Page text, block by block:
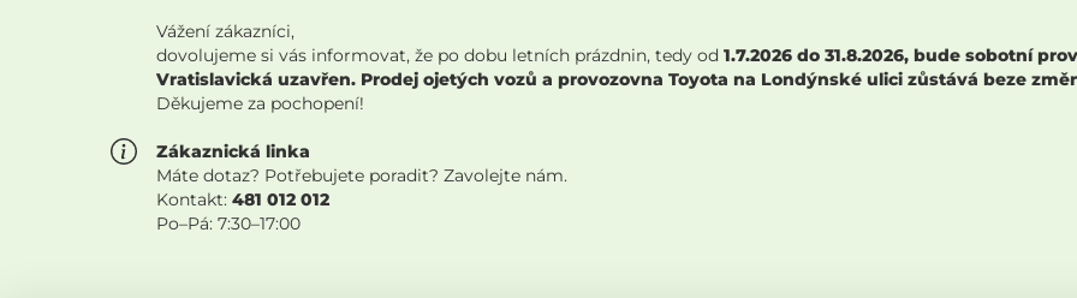
Vážení zákazníci,
dovolujeme si vás informovat, že po dobu letních prázdnin, tedy od 1.7.2026 do 31.8.2026, bude sobotní
Vratislavická uzavřen. Prodej ojetých vozů a provozovna Toyota na Londýnské ulici zůstává beze
Děkujeme za pochopení!
Zákaznická linka
Máte dotaz? Potřebujete poradit? Zavolejte nám.
Kontakt: 481 012 012
Po–Pá: 7:30–17:00